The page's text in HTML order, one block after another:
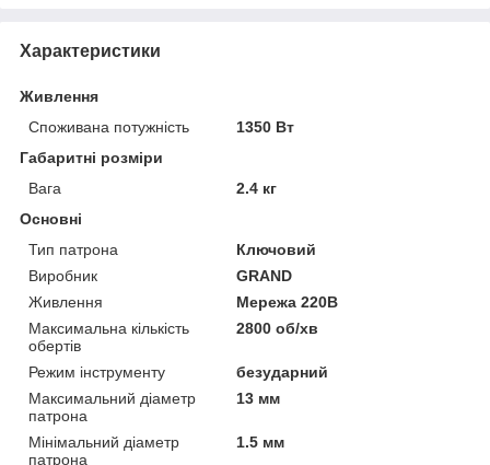
Характеристики
Живлення
Споживана потужність
1350 Вт
Габаритні розміри
Вага
2.4 кг
Основні
Тип патрона
Ключовий
Виробник
GRAND
Живлення
Мережа 220В
Максимальна кількість
обертів
2800 об/хв
Режим інструменту
безударний
Максимальний діаметр
патрона
13 мм
Мінімальний діаметр
патрона
1.5 мм